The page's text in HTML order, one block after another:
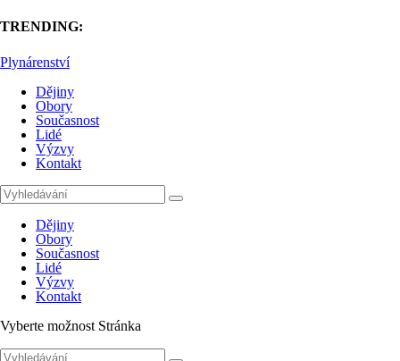
TRENDING:
Plynárenství
Dějiny
Obory
Současnost
Lidé
Výzvy
Kontakt
Dějiny
Obory
Současnost
Lidé
Výzvy
Kontakt
Vyberte možnost Stránka